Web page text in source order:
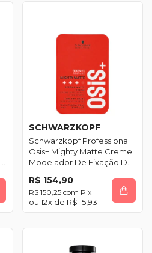
SCHWARZKOPF
Schwarzkopf Professional
Osis+ Mighty Matte Creme
Modelador De Fixação De
R$ 154,90
R$ 150,25 com Pix
12x de R$ 15,93